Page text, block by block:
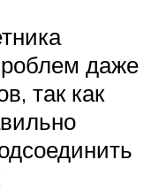
даже
так как